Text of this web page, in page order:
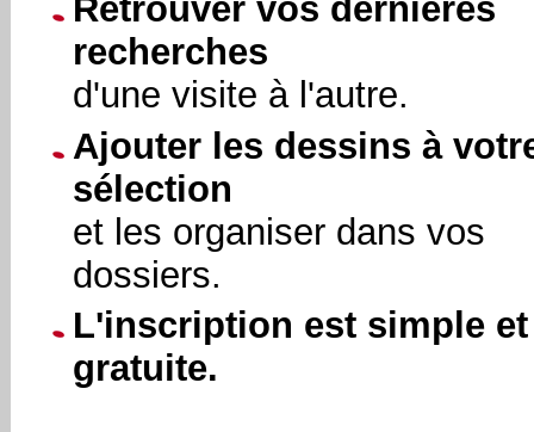
Retrouver vos dernières
recherches
d'une visite à l'autre.
Ajouter les dessins à
sélection
et les organiser dans vos
dossiers.
L'inscription est simple et
gratuite.